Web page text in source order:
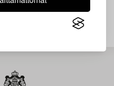
vastaavia kohteita.